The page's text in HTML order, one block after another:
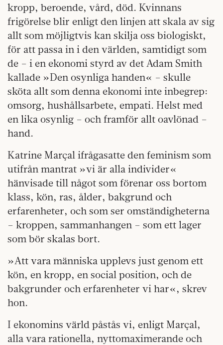
kropp, beroende, vård, död. Kvinnans
frigörelse blir enligt den linjen att skala av sig
allt som möjligtvis kan skilja oss biologiskt,
för att passa in i den världen, samtidigt som
de – i en ekonomi styrd av det Adam Smith
kallade »Den osynliga handen« – skulle
sköta allt som denna ekonomi inte inbegrep:
omsorg, hushållsarbete, empati. Helst med
en lika osynlig – och framför allt oavlönad –
hand.
Katrine Marçal ifrågasatte den feminism som
utifrån mantrat »vi är alla individer«
hänvisade till något som förenar oss bortom
klass, kön, ras, ålder, bakgrund och
erfarenheter, och som ser omständigheterna
– kroppen, sammanhangen – som ett lager
som bör skalas bort.
»Att vara människa upplevs just genom ett
kön, en kropp, en social position, och de
bakgrunder och erfarenheter vi har«, skrev
hon.
I ekonomins värld påstås vi, enligt Marçal,
alla vara rationella, nyttomaximerande och